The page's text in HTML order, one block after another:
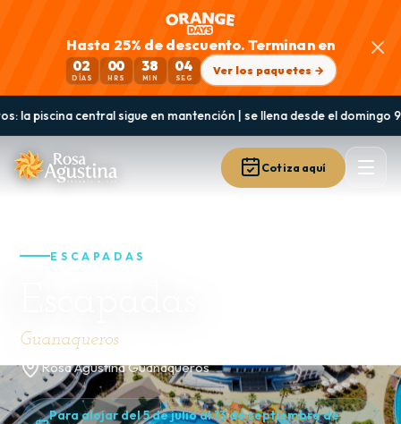
Hasta 25% de descuento. Terminan en
02
DÍAS
00
HRS
38
MIN
04
SEG
Ver los paquetes →
central sigue en mantención | se llena desde el domingo 9 de
Cotiza aquí
ESCAPADAS
Guanaqueros
Rosa Agustina Guanaqueros
Para alojar del 5 de julio al 13 de septiembre de